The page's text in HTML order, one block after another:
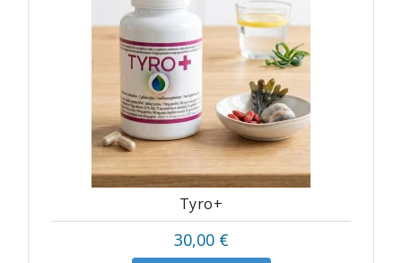
Tyro+
30,00 €